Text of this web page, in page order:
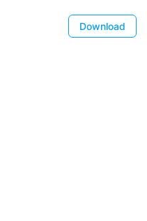
Download